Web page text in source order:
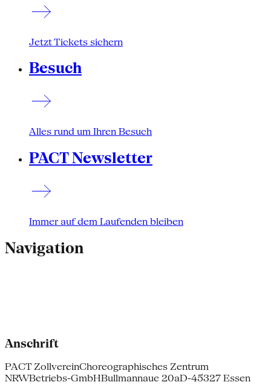
Jetzt Tickets sichern
Besuch
Alles rund um Ihren Besuch
PACT Newsletter
Immer auf dem Laufenden bleiben
Navigation
Anschrift
PACT ZollvereinChoreographisches Zentrum
NRWBetriebs-GmbHBullmannaue 20aD-45327 Essen